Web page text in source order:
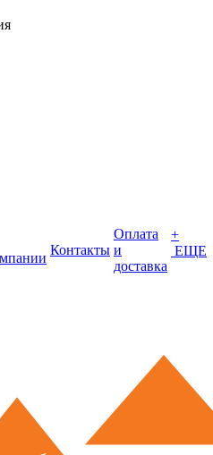
Контакты
Оплата
и
доставка
+
ЕЩЕ